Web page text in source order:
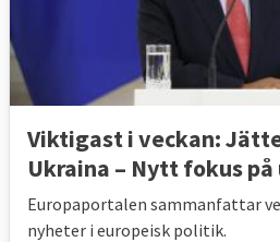
Viktigast i veckan:
Ukraina – Nytt fokus
Europaportalen sammanfattar
nyheter i europeisk politik.